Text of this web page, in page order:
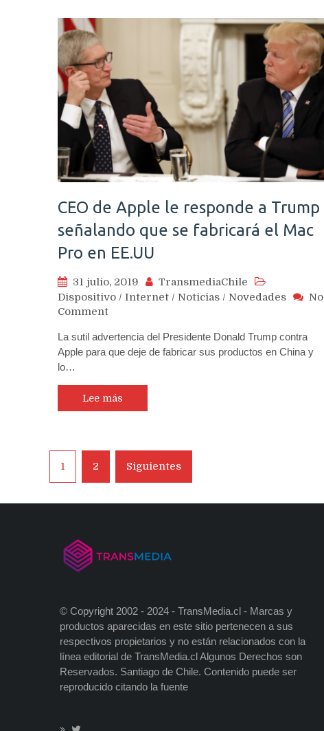
CEO de Apple le responde a Trump
señalando que se fabricará el Mac
Pro en EE.UU
31 julio, 2019
TransmediaChile
Dispositivo / Internet / Noticias / Novedades
No
Commenton
de
Apple
responde
a
Trump
fabricará
el
La sutil advertencia del Presidente Donald Trump contra
Apple para que deje de fabricar sus productos en China y
lo…
Lee más
Navegación
de
entradas
1 2 Siguientes
© Copyright 2002 - 2024 - TransMedia.cl - Marcas y
productos aparecidas en este sitio pertenecen a sus
respectivos propietarios y no están relacionados con la
línea editorial de TransMedia.cl Algunos Derechos son
Reservados. Santiago de Chile. Contenido puede ser
reproducido citando la fuente